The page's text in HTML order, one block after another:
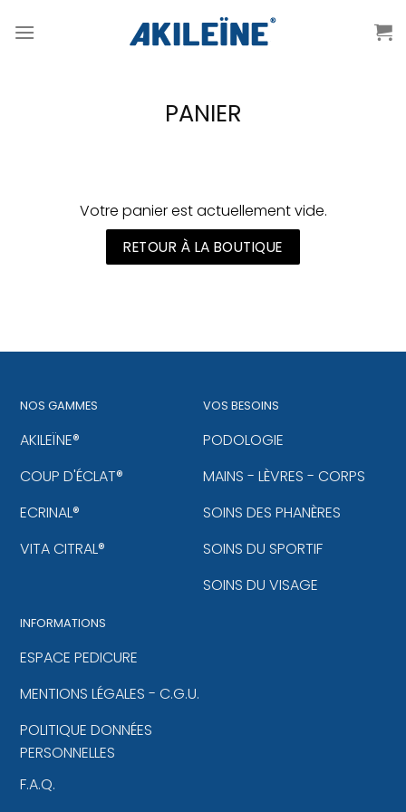
au
PANIER
Votre panier est actuellement vide.
RETOUR À LA BOUTIQUE
NOS GAMMES
AKILEÏNE®
COUP D'ÉCLAT®
ECRINAL®
VITA CITRAL®
VOS BESOINS
PODOLOGIE
MAINS - LÈVRES - CORPS
SOINS DES PHANÈRES
SOINS DU SPORTIF
SOINS DU VISAGE
INFORMATIONS
ESPACE PEDICURE
MENTIONS LÉGALES - C.G.U.
POLITIQUE DONNÉES
PERSONNELLES
F.A.Q.